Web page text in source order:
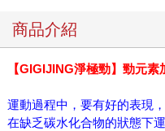
商品介紹
【GIGIJING淨極勁】勁元素
運動過程中，要有好的表現
在缺乏碳水化合物的狀態下